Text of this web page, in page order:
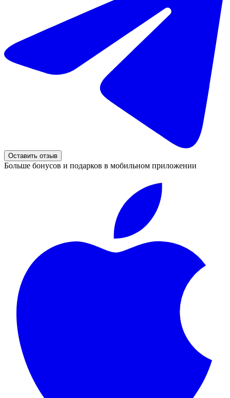
Оставить отзыв
Больше бонусов и подарков в мобильном приложении